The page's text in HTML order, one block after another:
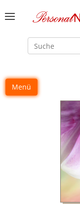
Suche
Menü